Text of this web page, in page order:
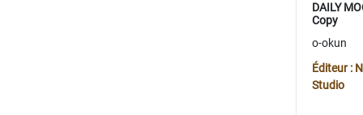
DAILY
Copy
o-okun
Éditeur :
Studio